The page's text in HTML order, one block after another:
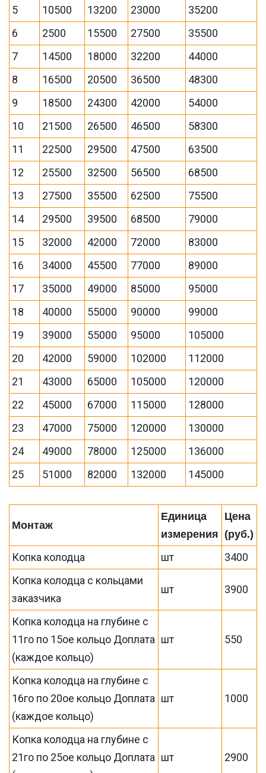
5
10500 13200 23000
35200
6
2500 15500 27500
35500
7
14500 18000 32200
44000
8
16500 20500 36500
48300
9
18500 24300 42000
54000
10
21500 26500 46500
58300
11
22500 29500 47500
63500
12
25500 32500 56500
68500
13
27500 35500 62500
75500
14
29500 39500 68500
79000
15
32000 42000 72000
83000
16
34000 45500 77000
89000
17
35000 49000 85000
95000
18
40000 55000 90000
99000
19
39000 55000 95000
105000
20
42000 59000 102000
112000
21
43000 65000 105000
120000
22
45000 67000 115000
128000
23
47000 75000 120000
130000
24
49000 78000 125000
136000
25
51000 82000 132000 145000
Монтаж
Единица
измерения
Цена
(руб.)
Копка колодца шт
3400
Копка колодца с кольцами
заказчика
шт 3900
Копка колодца на глубине с
11го по 15ое кольцо Доплата
(каждое кольцо)
шт 550
Копка колодца на глубине с
16го по 20ое кольцо Доплата
(каждое кольцо)
шт 1000
Копка колодца на глубине с
21го по 25ое кольцо Доплата шт 2900